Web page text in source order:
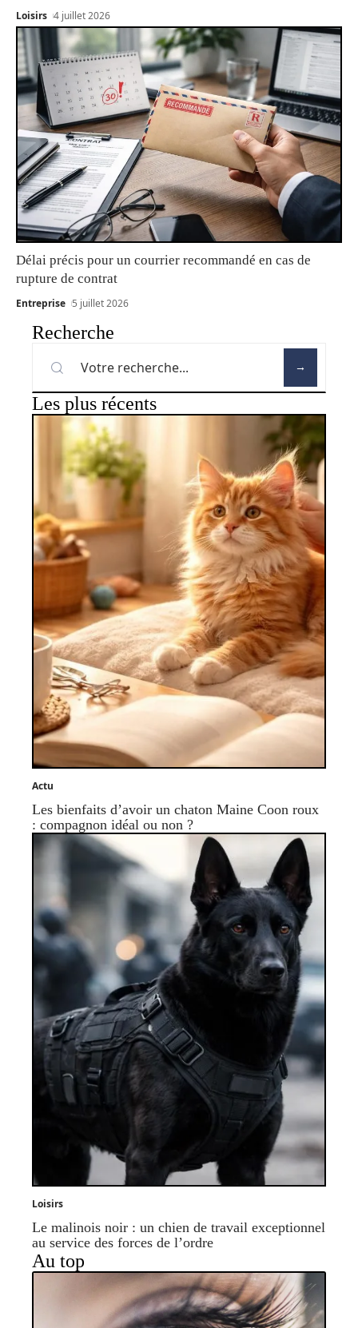
Loisirs 4 juillet 2026
Délai précis pour un courrier recommandé en cas de
rupture de contrat
Entreprise 5 juillet 2026
Recherche
Les plus récents
Actu
Les bienfaits d’avoir un chaton Maine Coon roux
: compagnon idéal ou non ?
Loisirs
Le malinois noir : un chien de travail exceptionnel
au service des forces de l’ordre
Au top